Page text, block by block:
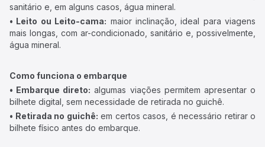
sanitário e, em alguns casos, água mineral.
• Leito ou Leito-cama: maior inclinação, ideal para viagens
mais longas, com ar-condicionado, sanitário e, possivelmente,
água mineral.
Como funciona o embarque
• Embarque direto: algumas viações permitem apresentar o
bilhete digital, sem necessidade de retirada no guichê.
• Retirada no guichê: em certos casos, é necessário retirar o
bilhete físico antes do embarque.